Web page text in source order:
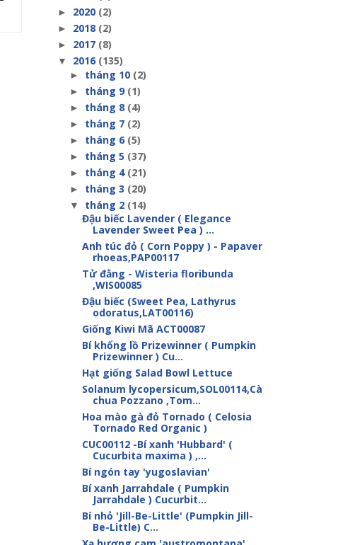
► 2020 (2)
► 2018 (2)
► 2017 (8)
▼ 2016 (135)
► tháng 10 (2)
► tháng 9 (1)
► tháng 8 (4)
► tháng 7 (2)
► tháng 6 (5)
► tháng 5 (37)
► tháng 4 (21)
► tháng 3 (20)
▼ tháng 2 (14)
Đậu biếc Lavender ( Elegance
Lavender Sweet Pea ) ...
Anh túc đỏ ( Corn Poppy ) - Papaver
rhoeas,PAP00117
Tử đằng - Wisteria floribunda
,WIS00085
Đậu biếc (Sweet Pea, Lathyrus
odoratus,LAT00116)
Giống Kiwi Mã ACT00087
Bí khổng lồ Prizewinner ( Pumpkin
Prizewinner ) Cu...
Hạt giống Salad Bowl Lettuce
Solanum lycopersicum,SOL00114,Cà
chua Pozzano ,Tom...
Hoa mào gà đỏ Tornado ( Celosia
Tornado Red Organic )
CUC00112 -Bí xanh 'Hubbard' (
Cucurbita maxima ) ,...
Bí ngón tay 'yugoslavian'
Bí xanh Jarrahdale ( Pumpkin
Jarrahdale ) Cucurbit...
Bí nhỏ 'Jill-Be-Little' (Pumpkin Jill-
Be-Little) C...